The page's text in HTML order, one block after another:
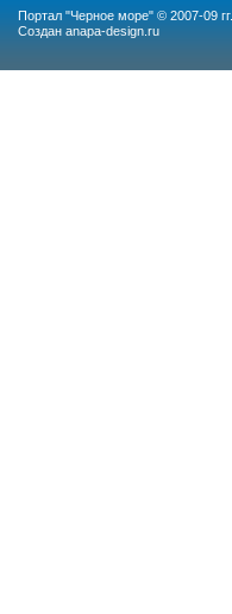
Портал "Черное море" © 2007-09 гг.
Создан anapa-design.ru